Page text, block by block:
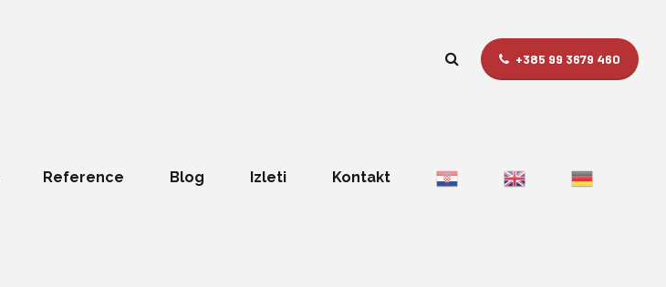
+385 99 3679 460
Reference Blog Izleti Kontakt